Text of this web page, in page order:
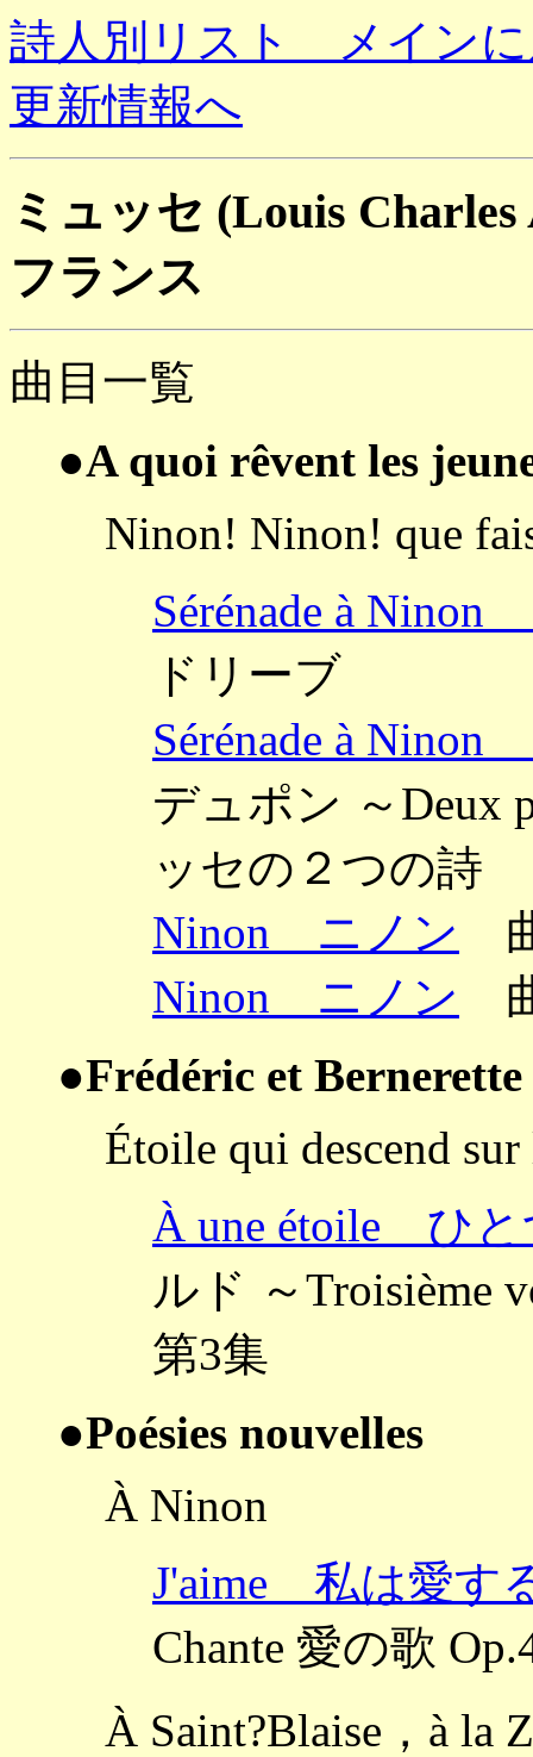
詩人別リスト メイン
更新情報へ
ミュッセ (Louis Charles
フランス
曲目一覧
●A quoi rêvent les
Ninon! Ninon! que
Sérénade à
ドリーブ
Sérénade à
デュポン ～Deux
ッセの２つの詩
Ninon ニノン
Ninon ニノン
●Frédéric et Bernerette
Étoile qui descend
À une étoile ひと
ルド ～Troisième
第3集
●Poésies nouvelles
À Ninon
J'aime 私は愛す
Chante 愛の歌
À Saint?Blaise，à la